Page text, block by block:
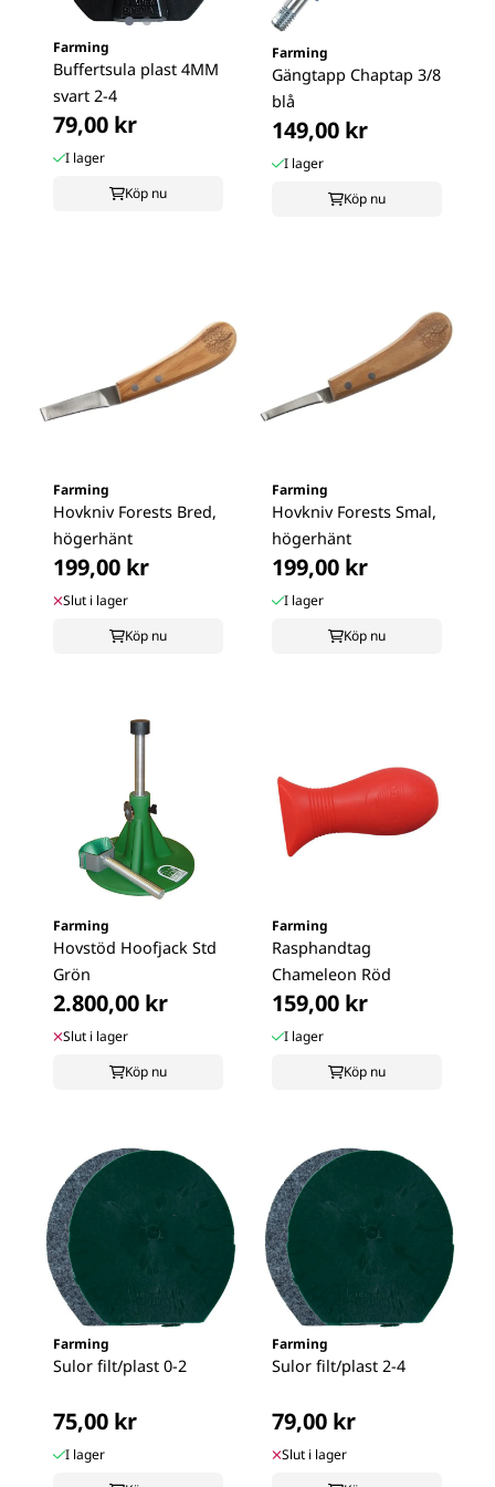
Farming
Buffertsula plast 4MM
svart 2-4
79,00 kr
I lager
Köp nu
Farming
Gängtapp Chaptap 3/8
blå
149,00 kr
I lager
Köp nu
Farming
Hovkniv Forests Bred,
högerhänt
199,00 kr
Slut i lager
Köp nu
Farming
Hovkniv Forests Smal,
högerhänt
199,00 kr
I lager
Köp nu
Farming
Hovstöd Hoofjack Std
Grön
2.800,00 kr
Slut i lager
Köp nu
Farming
Rasphandtag
Chameleon Röd
159,00 kr
I lager
Köp nu
Farming
Sulor filt/plast 0-2
75,00 kr
I lager
Farming
Sulor filt/plast 2-4
79,00 kr
Slut i lager